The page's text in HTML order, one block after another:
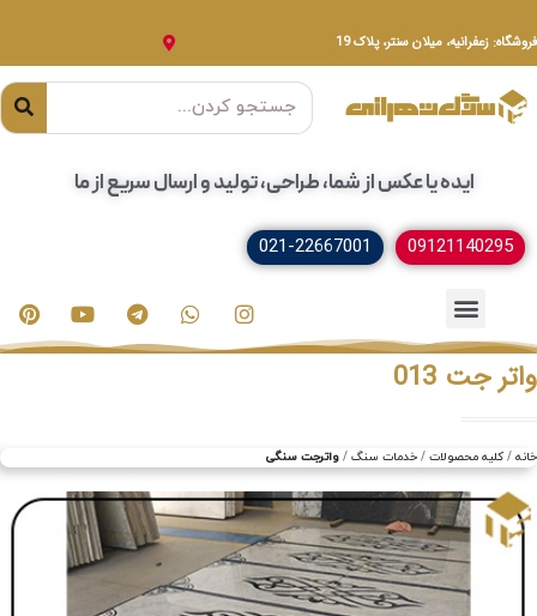
فروشگاه: زعفرانیه، میلان سنتر، پلاک 19
ایده یا عکس از شما، طراحی، تولید و ارسال سریع از ما
09121140295
021-22667001
واتر جت 013
خانه کلیه محصولات خدمات سنگ واترجت سنگی